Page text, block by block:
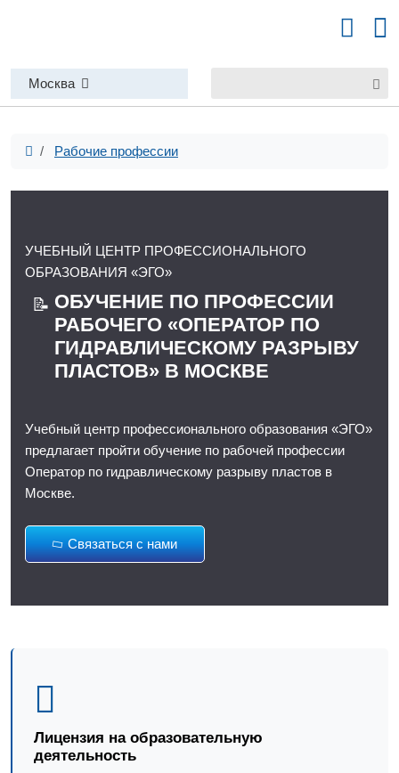
Москва
Рабочие профессии
УЧЕБНЫЙ ЦЕНТР ПРОФЕССИОНАЛЬНОГО
ОБРАЗОВАНИЯ «ЭГО»
📝 ОБУЧЕНИЕ ПО ПРОФЕССИИ
РАБОЧЕГО «ОПЕРАТОР ПО
ГИДРАВЛИЧЕСКОМУ РАЗРЫВУ
ПЛАСТОВ» В МОСКВЕ
Учебный центр профессионального образования «ЭГО»
предлагает пройти обучение по рабочей профессии
Оператор по гидравлическому разрыву пластов в
Москве.
Связаться с нами
Лицензия на образовательную
деятельность